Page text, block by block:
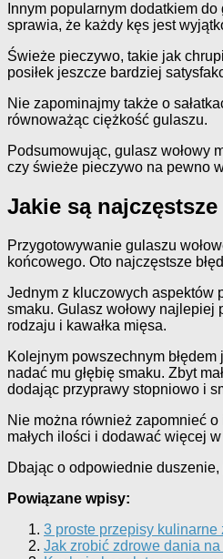
Innym popularnym dodatkiem
sprawia, że każdy kęs jest
Świeże pieczywo, takie jak
posiłek jeszcze bardziej
Nie zapominajmy także o
równoważąc ciężkość gulaszu.
Podsumowując, gulasz wołowy
czy świeże pieczywo na pewno
Jakie są
Przygotowywanie gulaszu
końcowego. Oto najczęstsze
Jednym z kluczowych aspektów
smaku. Gulasz wołowy
rodzaju i kawałka mięsa.
Kolejnym powszechnym
nadać mu głębię smaku. Zbyt
dodając przyprawy stopniowo i
Nie można również zapomnieć o
małych ilości i dodawać więcej
Dbając o odpowiednie
Powiązane wpisy:
3 proste przepisy
Jak zrobić zdrowe dania